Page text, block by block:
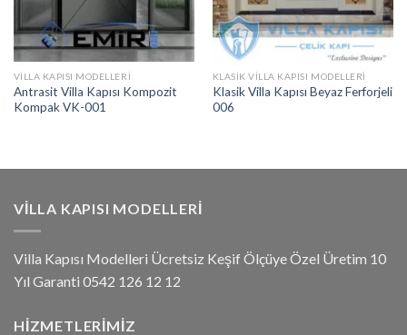
VILLA KAPISI MODELLERI
Antrasit Villa Kapısı Kompozit
Kompak VK-001
KLASIK VILLA KAPISI MODELLERI
Klasik Villa Kapısı Beyaz Ferforjeli
006
VILLA KAPISI MODELLERI
Villa Kapısı Modelleri Ücretsiz Keşif Ölçüye Özel Üretim 10
Yıl Garanti 0542 126 12 12
HIZMETLERIMIZ